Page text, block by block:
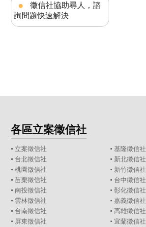
徵信社協助尋人，諮
詢問題快速解決
各區立案徵信社
▪ 立案徵信社 ▪ 基隆徵信社
▪ 台北徵信社 ▪ 新北徵信社
▪桃園徵信社 ▪ 新竹徵信社
▪苗栗徵信社 ▪ 台中徵信社
▪南投徵信社 ▪ 彰化徵信社
▪ 雲林徵信社 ▪ 嘉義徵信社
▪ 台南徵信社 ▪ 高雄徵信社
▪ 屏東徵信社 ▪ 宜蘭徵信社